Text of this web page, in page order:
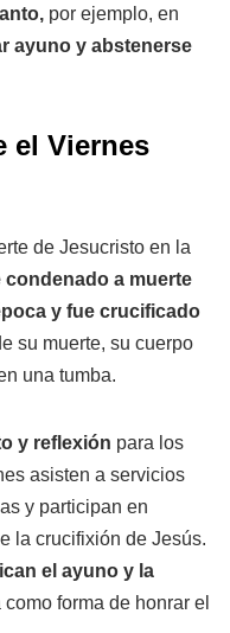
por ejemplo, en
ayuno y abstenerse
el Viernes
de Jesucristo en la
condenado a muerte
y fue crucificado
su muerte, su cuerpo
una tumba.
y reflexión para los
asisten a servicios
y participan en
la crucifixión de Jesús.
el ayuno y la
forma de honrar el